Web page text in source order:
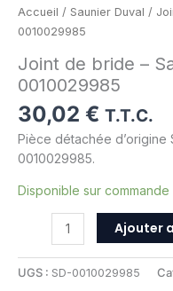
Accueil / Saunier Duval /
0010029985
Joint de bride –
0010029985
30,02 € T.T.C.
Pièce détachée d’origine
0010029985.
Disponible sur commande
Ajouter
UGS : SD-0010029985